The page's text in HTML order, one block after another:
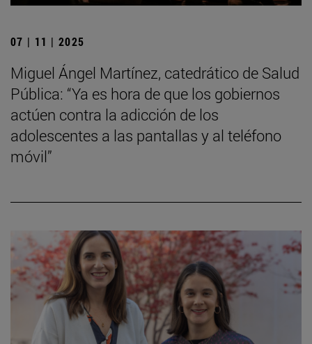
07 | 11 | 2025
Miguel Ángel Martínez, catedrático de Salud
Pública: “Ya es hora de que los gobiernos
actúen contra la adicción de los
adolescentes a las pantallas y al teléfono
móvil”